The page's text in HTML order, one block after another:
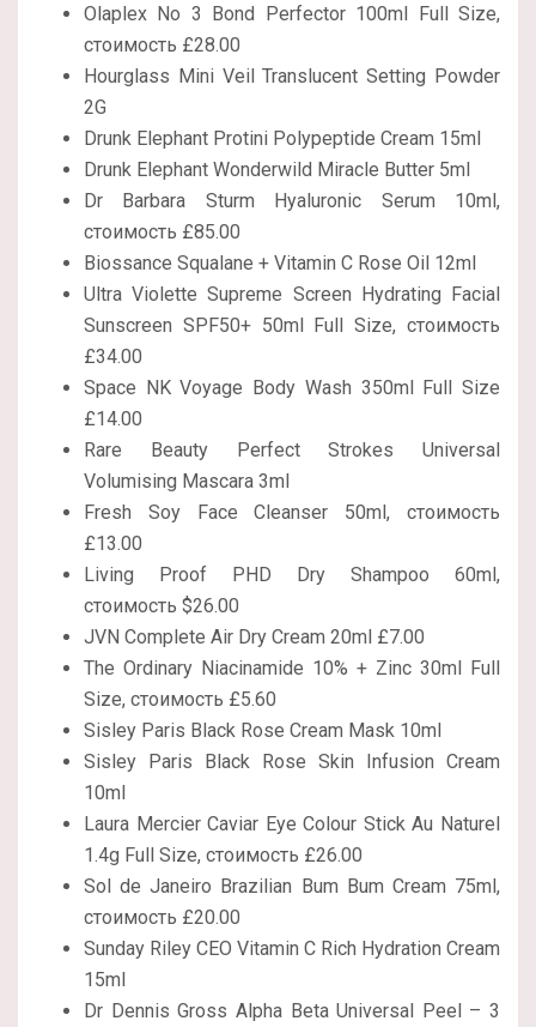
Olaplex No 3 Bond Perfector 100ml Full Size,
стоимость £28.00
Hourglass Mini Veil Translucent Setting Powder
2G
Drunk Elephant Protini Polypeptide Cream 15ml
Drunk Elephant Wonderwild Miracle Butter 5ml
Dr Barbara Sturm Hyaluronic Serum 10ml,
стоимость £85.00
Biossance Squalane + Vitamin C Rose Oil 12ml
Ultra Violette Supreme Screen Hydrating Facial
Sunscreen SPF50+ 50ml Full Size, стоимость
£34.00
Space NK Voyage Body Wash 350ml Full Size
£14.00
Rare Beauty Perfect Strokes Universal
Volumising Mascara 3ml
Fresh Soy Face Cleanser 50ml, стоимость
£13.00
Living Proof PHD Dry Shampoo 60ml,
стоимость $26.00
JVN Complete Air Dry Cream 20ml £7.00
The Ordinary Niacinamide 10% + Zinc 30ml Full
Size, стоимость £5.60
Sisley Paris Black Rose Cream Mask 10ml
Sisley Paris Black Rose Skin Infusion Cream
10ml
Laura Mercier Caviar Eye Colour Stick Au Naturel
1.4g Full Size, стоимость £26.00
Sol de Janeiro Brazilian Bum Bum Cream 75ml,
стоимость £20.00
Sunday Riley CEO Vitamin C Rich Hydration Cream
15ml
Dr Dennis Gross Alpha Beta Universal Peel – 3